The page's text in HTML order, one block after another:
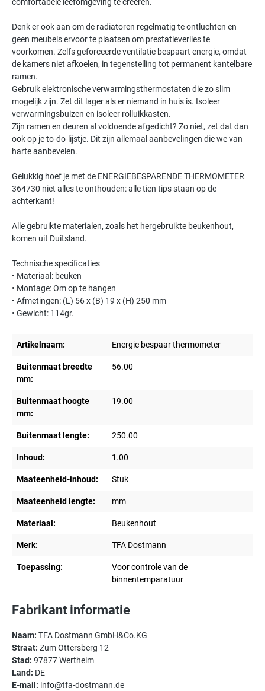
Denk er ook aan om de radiatoren regelmatig te ontluchten en
geen meubels ervoor te plaatsen om prestatieverlies te
voorkomen. Zelfs geforceerde ventilatie bespaart energie, omdat
de kamers niet afkoelen, in tegenstelling tot permanent kantelbare
ramen.
Gebruik elektronische verwarmingsthermostaten die zo slim
mogelijk zijn. Zet dit lager als er niemand in huis is. Isoleer
verwarmingsbuizen en isoleer rolluikkasten.
Zijn ramen en deuren al voldoende afgedicht? Zo niet, zet dat dan
ook op je to-do-lijstje. Dit zijn allemaal aanbevelingen die we van
harte aanbevelen.
Gelukkig hoef je met de ENERGIEBESPARENDE THERMOMETER
364730 niet alles te onthouden: alle tien tips staan op de
achterkant!
Alle gebruikte materialen, zoals het hergebruikte beukenhout,
komen uit Duitsland.
Technische specificaties
• Materiaal: beuken
• Montage: Om op te hangen
• Afmetingen: (L) 56 x (B) 19 x (H) 250 mm
• Gewicht: 114gr.
Artikelnaam: Energie bespaar thermometer
Buitenmaat breedte
mm:
56.00
Buitenmaat hoogte
mm:
19.00
Buitenmaat lengte: 250.00
Inhoud: 1.00
Maateenheid-inhoud: Stuk
Maateenheid lengte: mm
Materiaal: Beukenhout
Merk: TFA Dostmann
Toepassing:
Voor controle van de
binnentemparatuur
Fabrikant informatie
Naam: TFA Dostmann GmbH&Co.KG
Straat: Zum Ottersberg 12
Stad: 97877 Wertheim
Land: DE
E-mail: info@tfa-dostmann.de